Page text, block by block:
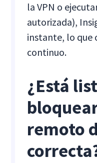
la VPN o
autorizada),
instante, lo
continuo.
¿Está
remoto